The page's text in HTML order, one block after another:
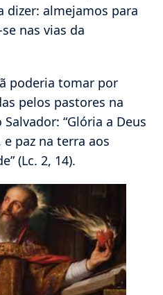
dizer: almejamos para
nas vias da
poderia tomar por
pelos pastores na
“Glória a Deus
paz na terra aos
(Lc. 2, 14).